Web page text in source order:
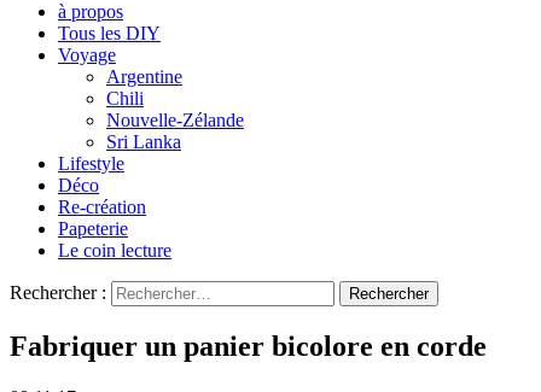
à propos
Tous les DIY
Voyage
Argentine
Chili
Nouvelle-Zélande
Sri Lanka
Lifestyle
Déco
Re-création
Papeterie
Le coin lecture
Rechercher :
Fabriquer un panier bicolore en corde